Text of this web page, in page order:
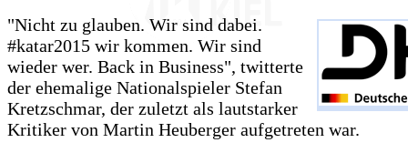
"Nicht zu glauben. Wir sind dabei.
#katar2015 wir kommen. Wir sind
wieder wer. Back in Business", twitterte
der ehemalige Nationalspieler Stefan
Kretzschmar, der zuletzt als lautstarker
Kritiker von Martin Heuberger aufgetreten war.